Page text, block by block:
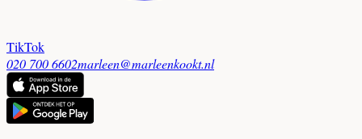
TikTok
020 700 6602marleen@marleenkookt.nl